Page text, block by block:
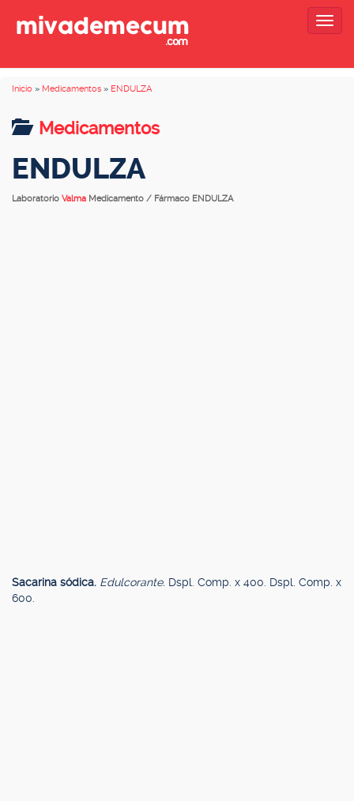
Inicio » Medicamentos » ENDULZA
Medicamentos
ENDULZA
Laboratorio Valma Medicamento / Fármaco ENDULZA
Sacarina sódica. Edulcorante. Dspl. Comp. x 400. Dspl. Comp. x
600.